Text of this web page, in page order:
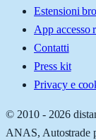
Estensioni
App accesso
Contatti
Press kit
Privacy e
© 2010 - 2026
ANAS, Autostrade